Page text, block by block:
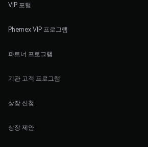
VIP 포털
Phemex VIP 프로그램
파트너 프로그램
기관 고객 프로그램
상장 신청
상장 제안